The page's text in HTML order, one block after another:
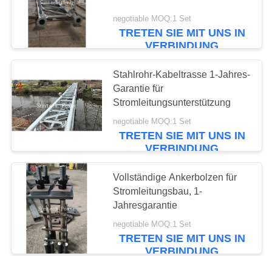
QUALITÄTSKONTROLLE
NEUIGKEITEN
BITTE UM
EIN
ANGEBOT
SITEMAP
DATENSCHUTZRICHTLINIE
Kabel-
Rollenscheiben
151
Entlang kommen
negotiable MOQ:1 Set
TRETEN SIE MIT UNS IN
VERBINDUNG
Stahlrohr-Kabeltrasse 1-Jahres-
Garantie für
Stromleitungsunterstützung
negotiable MOQ:1 Set
TRETEN SIE MIT UNS IN
VERBINDUNG
Vollständige Ankerbolzen für
Stromleitungsbau, 1-
Jahresgarantie
negotiable MOQ:1 Set
TRETEN SIE MIT UNS IN
VERBINDUNG